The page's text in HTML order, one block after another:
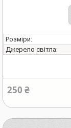
Розміри:
Джерело світла:
250 ₴